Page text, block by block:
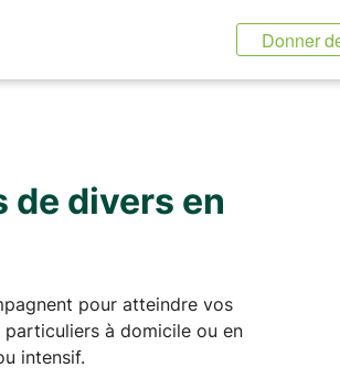
Donner
divers en
pour atteindre vos
à domicile ou en
intensif.